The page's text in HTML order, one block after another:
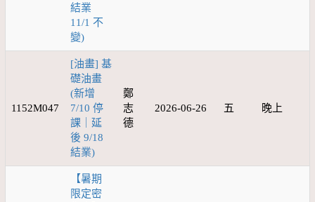
結業
11/1 不
變)
1152M047
[油畫] 基
礎油畫
(新增
7/10 停
課｜延
後 9/18
結業)
鄭
志
德
2026-06-26 五 晚上
【暑期
限定密